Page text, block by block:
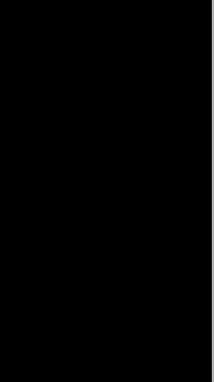
historia de un
Asunción que se
de crimen
que no
siempre hay
que se dan
escenas